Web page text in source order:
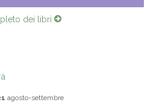
dei libri
agosto-settembre